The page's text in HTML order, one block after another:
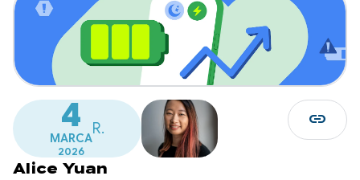
4
MARCA
2026
R.
Alice Yuan
link